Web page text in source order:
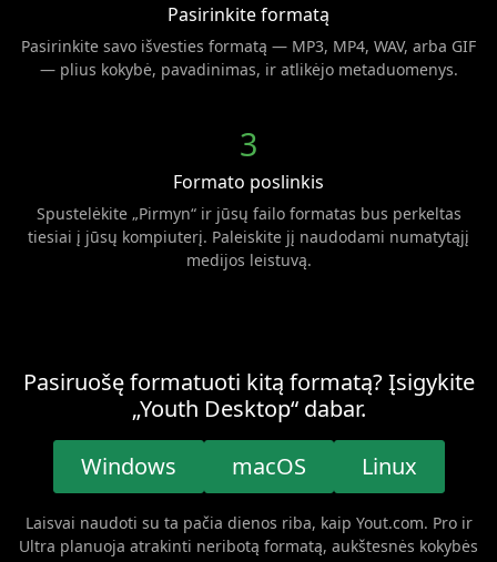
Pasirinkite formatą
Pasirinkite savo išvesties formatą — MP3, MP4, WAV, arba GIF
— plius kokybė, pavadinimas, ir atlikėjo metaduomenys.
3
Formato poslinkis
Spustelėkite „Pirmyn“ ir jūsų failo formatas bus perkeltas
tiesiai į jūsų kompiuterį. Paleiskite jį naudodami numatytąjį
medijos leistuvą.
Pasiruošę formatuoti kitą formatą? Įsigykite
„Youth Desktop“ dabar.
Windows
macOS Linux
Laisvai naudoti su ta pačia dienos riba, kaip Yout.com. Pro ir
Ultra planuoja atrakinti neribotą formatą, aukštesnės kokybės